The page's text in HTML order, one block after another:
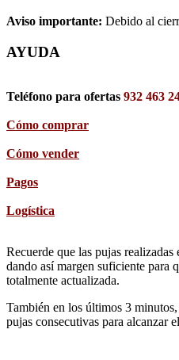
Aviso importante: Debido al
AYUDA
Teléfono para ofertas 932 463
Cómo comprar
Cómo vender
Pagos
Logística
Recuerde que las pujas
dando así margen suficiente para
totalmente actualizada.
También en los últimos 3
pujas consecutivas para alcanzar